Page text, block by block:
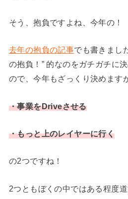
そう、抱負ですよね、今年の！
去年の抱負の記事でも書きまし
の抱負！” 的なのをガチガチに
ので、今年もざっくり決めます
・事業をDriveさせる
・もっと上のレイヤーに行く
の2つですね！
2つともぼくの中ではある程度